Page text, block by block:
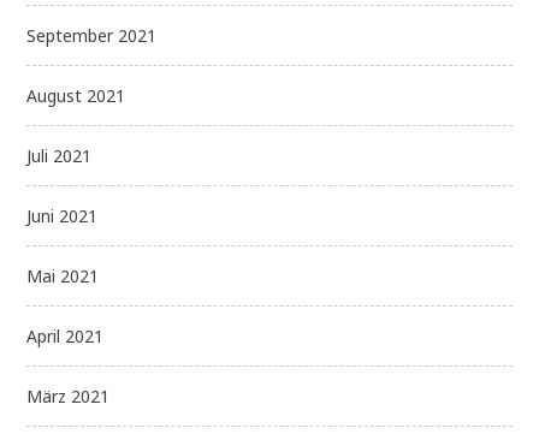
September 2021
August 2021
Juli 2021
Juni 2021
Mai 2021
April 2021
März 2021